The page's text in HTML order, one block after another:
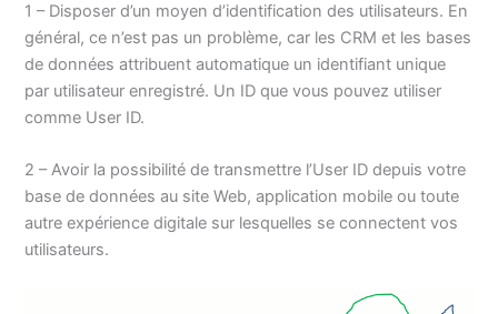
1 – Disposer d’un moyen d’identification des utilisateurs. En
général, ce n’est pas un problème, car les CRM et les bases
de données attribuent automatique un identifiant unique
par utilisateur enregistré. Un ID que vous pouvez utiliser
comme User ID.
2 – Avoir la possibilité de transmettre l’User ID depuis votre
base de données au site Web, application mobile ou toute
autre expérience digitale sur lesquelles se connectent vos
utilisateurs.